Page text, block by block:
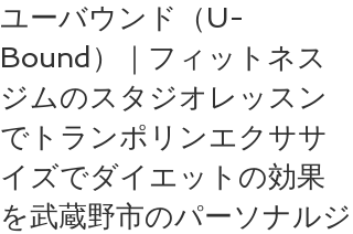
ユーバウンド（U-
Bound）｜フィットネス
ジムのスタジオレッスン
でトランポリンエクササ
イズでダイエットの効果
を武蔵野市のパーソナルジ